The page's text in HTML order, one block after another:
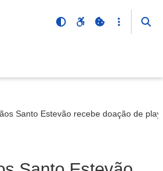
Santo Estevão recebe doação de